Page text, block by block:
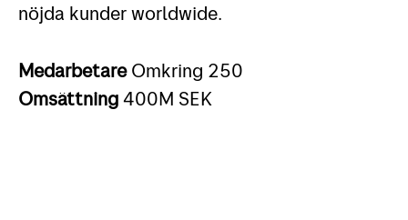
nöjda kunder worldwide.
MedarbetareOmkring 250
Omsättning400M SEK